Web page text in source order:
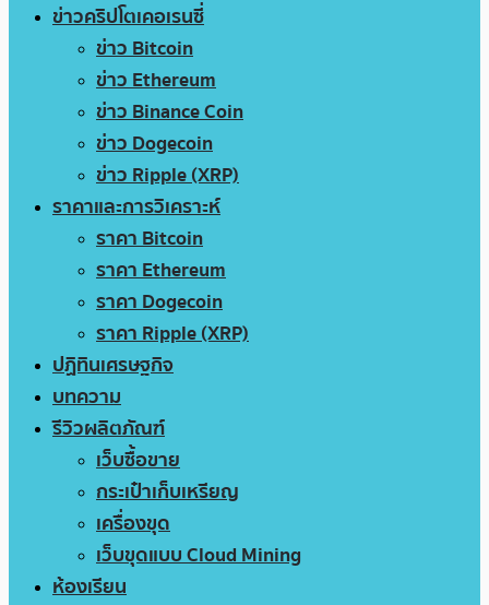
ข่าวคริปโตเคอเรนซี่
ข่าว Bitcoin
ข่าว Ethereum
ข่าว Binance Coin
ข่าว Dogecoin
ข่าว Ripple (XRP)
ราคาและการวิเคราะห์
ราคา Bitcoin
ราคา Ethereum
ราคา Dogecoin
ราคา Ripple (XRP)
ปฏิทินเศรษฐกิจ
บทความ
รีวิวผลิตภัณฑ์
เว็บซื้อขาย
กระเป๋าเก็บเหรียญ
เครื่องขุด
เว็บขุดแบบ Cloud Mining
ห้องเรียน